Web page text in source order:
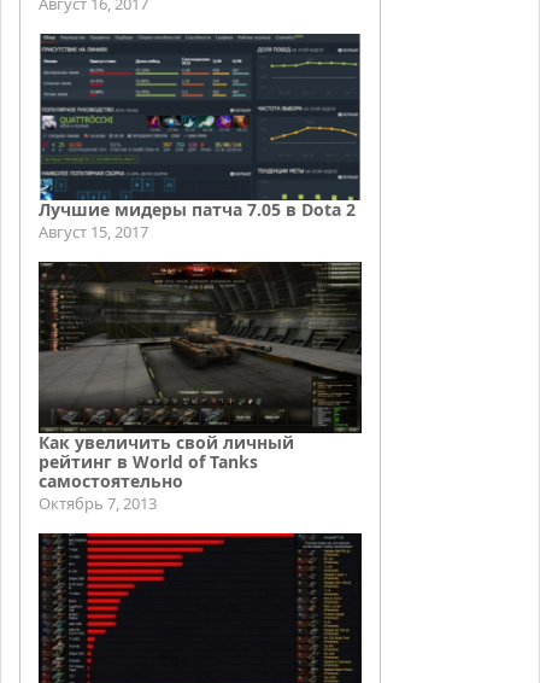
Лучшие мидеры патча 7.05 в Dota 2
Август 15, 2017
Как увеличить свой личный
рейтинг в World of Tanks
самостоятельно
Октябрь 7, 2013